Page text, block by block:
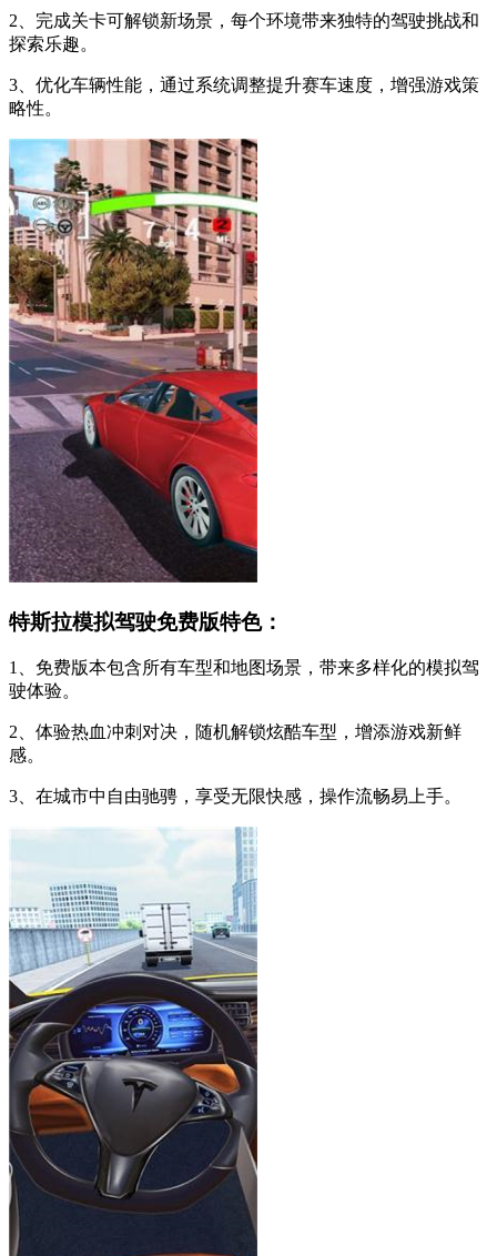
2、完成关卡可解锁新场景，每个环境带来独特的驾驶挑战和
探索乐趣。
3、优化车辆性能，通过系统调整提升赛车速度，增强游戏策
略性。
特斯拉模拟驾驶免费版特色：
1、免费版本包含所有车型和地图场景，带来多样化的模拟驾
驶体验。
2、体验热血冲刺对决，随机解锁炫酷车型，增添游戏新鲜
感。
3、在城市中自由驰骋，享受无限快感，操作流畅易上手。